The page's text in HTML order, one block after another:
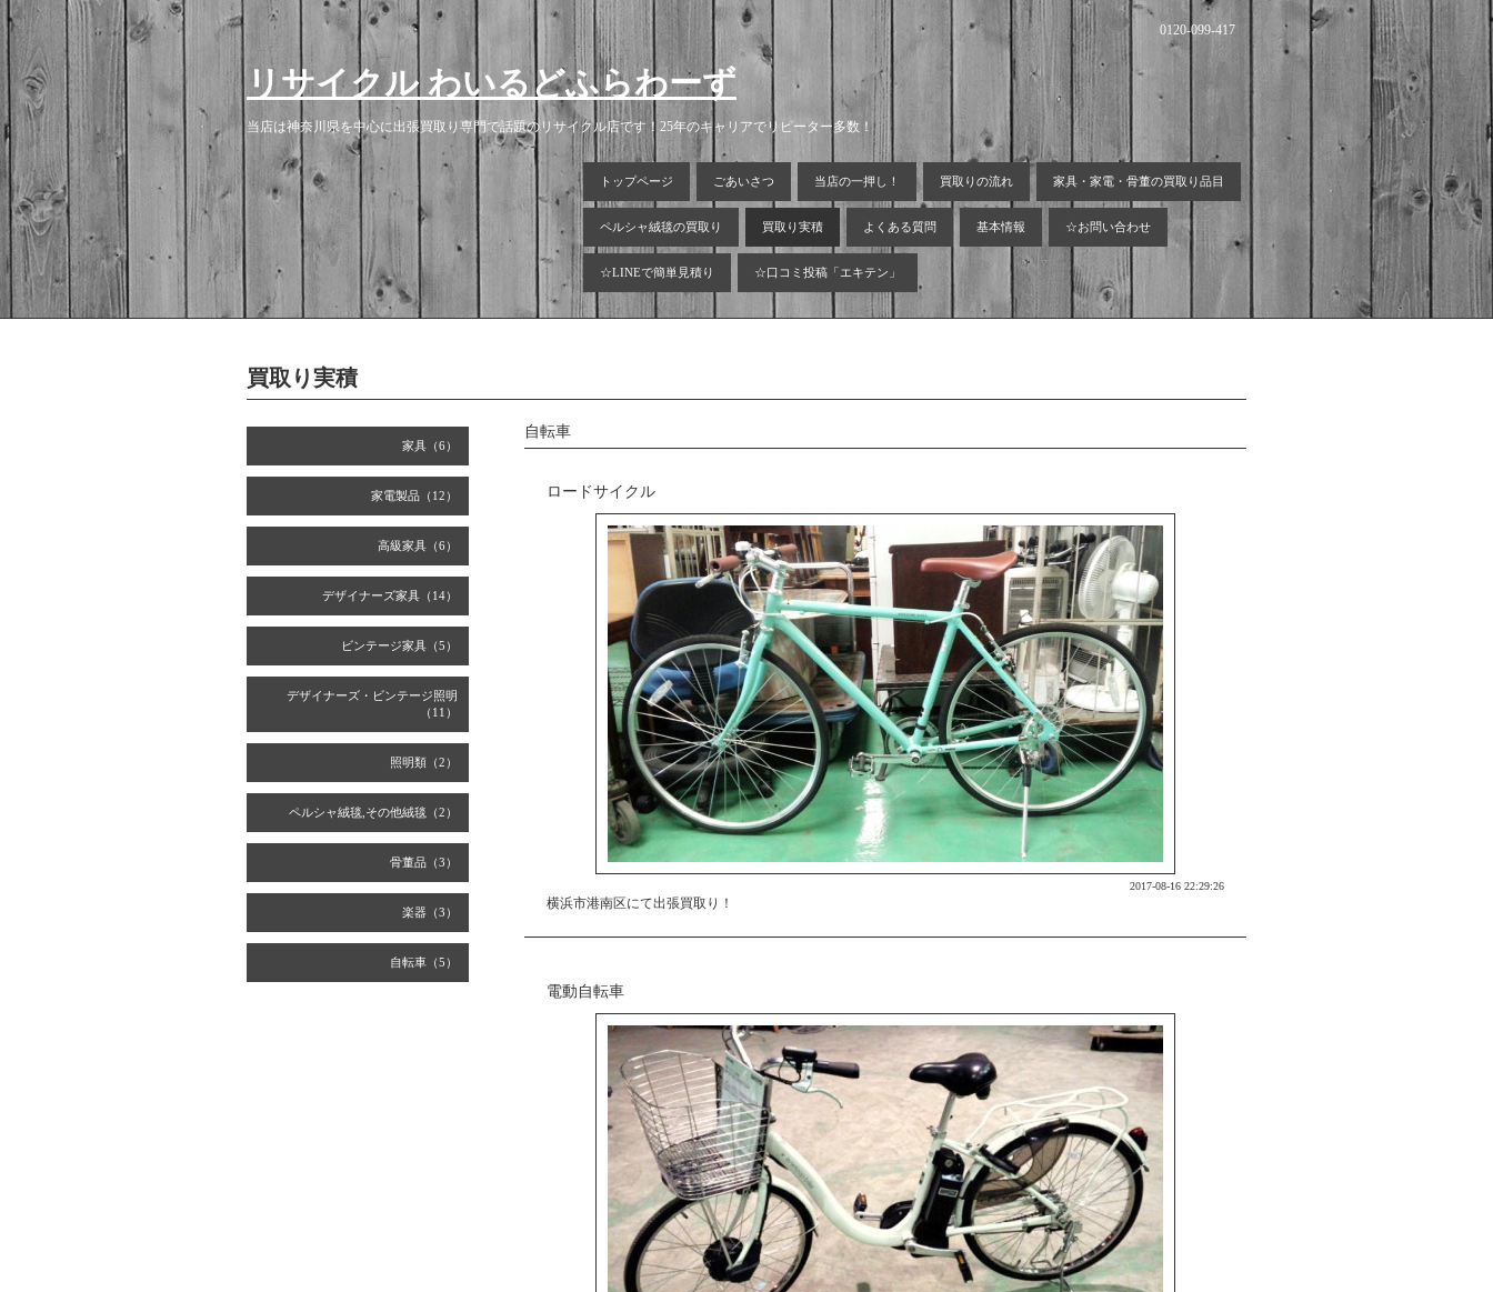
0120-099-417
リサイクル わいるどふらわーず
当店は神奈川県を中心に出張買取り専門で話題のリサイクル店です！25年のキャリアでリピーター多数！
トップページ ごあいさつ 当店の一押し！ 買取りの流れ 家具・家電・骨董の買取り品目
ペルシャ絨毯の買取り 買取り実積 よくある質問 基本情報 ☆お問い合わせ
☆LINEで簡単見積り ☆口コミ投稿「エキテン」
家具（6）
家電製品（12）
高級家具（6）
デザイナーズ家具（14）
ビンテージ家具（5）
デザイナーズ・ビンテージ照明
（11）
照明類（2）
ペルシャ絨毯,その他絨毯（2）
骨董品（3）
楽器（3）
自転車（5）
買取り実積
自転車
ロードサイクル
2017-08-16 22:29:26
横浜市港南区にて出張買取り！
電動自転車